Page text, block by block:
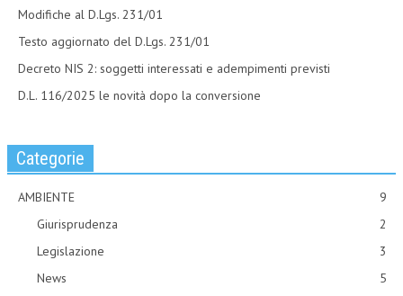
Modifiche al D.Lgs. 231/01
Testo aggiornato del D.Lgs. 231/01
Decreto NIS 2: soggetti interessati e adempimenti previsti
D.L. 116/2025 le novità dopo la conversione
Categorie
AMBIENTE
9
Giurisprudenza
2
Legislazione
3
News
5